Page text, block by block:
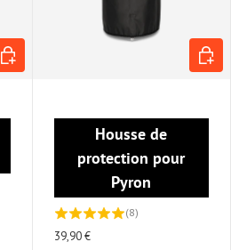
AJOUTER AU PANIER
Housse de
protection pour
Pyron
(8)
39,90 €